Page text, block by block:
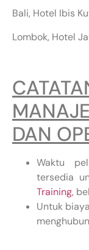
Bali, Hotel Ibis
Lombok, Hotel
DAN
Waktu
tersedia
Training,
Untuk